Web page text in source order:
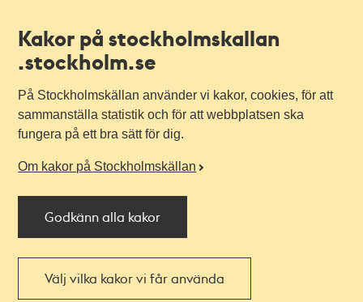
Kakor på stockholmskallan
.stockholm.se
På Stockholmskällan använder vi kakor, cookies, för att
sammanställa statistik och för att webbplatsen ska
fungera på ett bra sätt för dig.
Om kakor på Stockholmskällan
Godkänn alla kakor
Välj vilka kakor vi får använda